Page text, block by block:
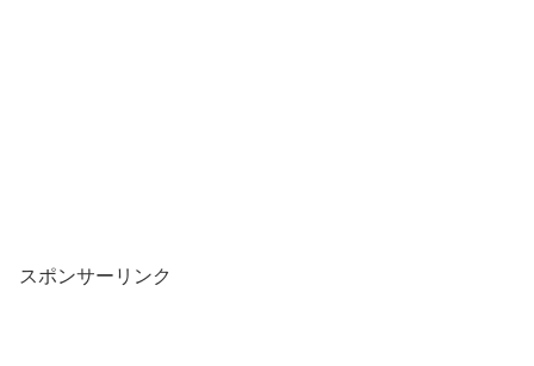
スポンサーリンク